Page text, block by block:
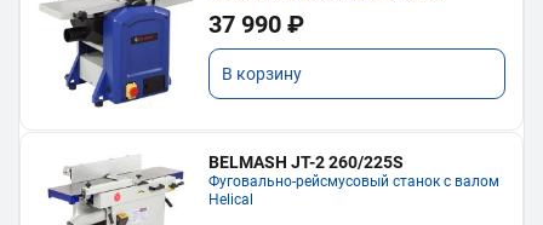
37 990 ₽
В корзину
BELMASH JT-2 260/225S
Фуговально-рейсмусовый станок с валом
Helical